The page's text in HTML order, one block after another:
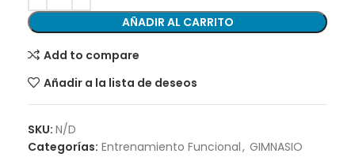
AÑADIR AL CARRITO
Add to compare
Añadir a la lista de deseos
SKU: N/D
Categorías: Entrenamiento Funcional, GIMNASIO